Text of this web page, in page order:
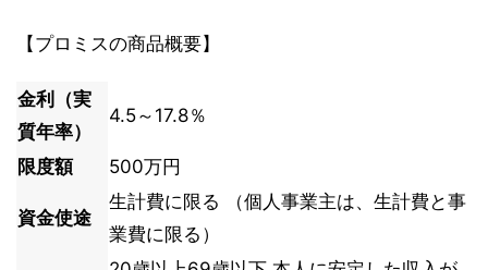
【プロミスの商品概要】
金利（実
質年率）
4.5～17.8％
限度額 500万円
資金使途
生計費に限る （個人事業主は、生計費と事
業費に限る）